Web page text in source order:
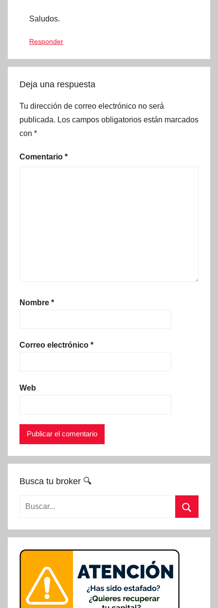
Saludos.
Responder
Deja una respuesta
Tu dirección de correo electrónico no será
publicada. Los campos obligatorios están marcados
con *
Comentario *
Nombre *
Correo electrónico *
Web
Busca tu broker 🔍
Buscar: